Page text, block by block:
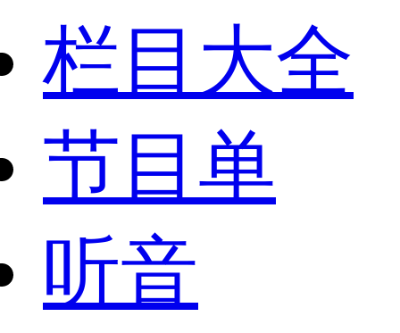
栏目大全
节目单
听音